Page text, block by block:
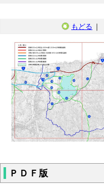
もどる ｜
ＰＤＦ版